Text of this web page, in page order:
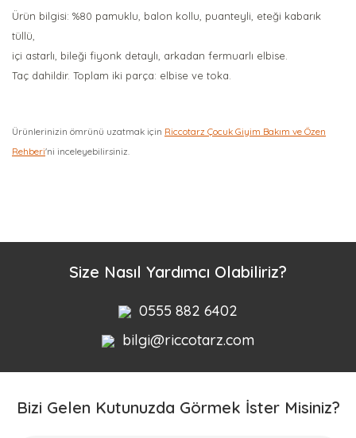
Ürün bilgisi: %80 pamuklu, balon kollu, puanteyli, eteği kabarık
tüllü,
içi astarlı, bileği fiyonk detaylı, arkadan fermuarlı elbise.
Taç dahildir. Toplam iki parça: elbise ve toka.
Ürünlerinizin ömrünü uzatmak için Riccotarz Çocuk Giyim Bakım ve Özen
Rehberi'ni inceleyebilirsiniz.
Size Nasıl Yardımcı Olabiliriz?
0555 882 6402
bilgi@riccotarz.com
Bizi Gelen Kutunuzda Görmek İster Misiniz?